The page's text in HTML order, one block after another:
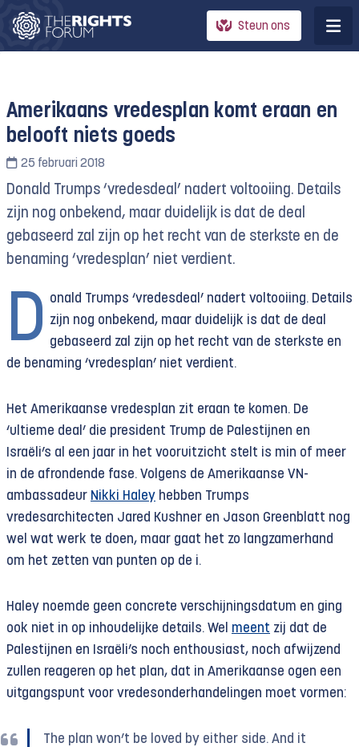
Steun ons
Amerikaans vredesplan komt eraan en
belooft niets goeds
25 februari 2018
Donald Trumps ‘vredesdeal’ nadert voltooiing. Details
zijn nog onbekend, maar duidelijk is dat de deal
gebaseerd zal zijn op het recht van de sterkste en de
benaming ‘vredesplan’ niet verdient.
D onald Trumps ‘vredesdeal’ nadert voltooiing. Details
zijn nog onbekend, maar duidelijk is dat de deal
gebaseerd zal zijn op het recht van de sterkste en
de benaming ‘vredesplan’ niet verdient.
Het Amerikaanse vredesplan zit eraan te komen. De
‘ultieme deal’ die president Trump de Palestijnen en
Israëli’s al een jaar in het vooruitzicht stelt is min of meer
in de afrondende fase. Volgens de Amerikaanse VN-
ambassadeur Nikki Haley hebben Trumps
vredesarchitecten Jared Kushner en Jason Greenblatt nog
wel wat werk te doen, maar gaat het zo langzamerhand
om het zetten van punten op de i.
Haley noemde geen concrete verschijningsdatum en ging
ook niet in op inhoudelijke details. Wel meent zij dat de
Palestijnen en Israëli’s noch enthousiast, noch afwijzend
zullen reageren op het plan, dat in Amerikaanse ogen een
uitgangspunt voor vredesonderhandelingen moet vormen:
The plan won’t be loved by either side. And it